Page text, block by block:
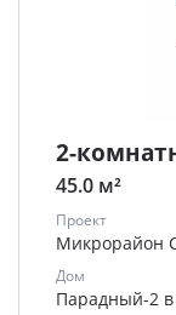
2-
45.0 м²
Проект
Микрорайон
Дом
Парадный-2